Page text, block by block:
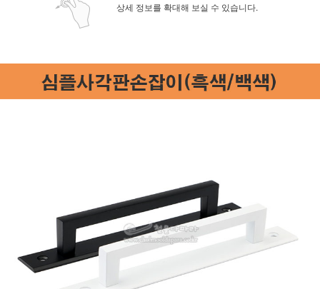
상세 정보를 확대해 보실 수 있습니다.